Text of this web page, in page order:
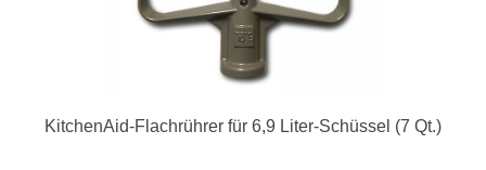
KitchenAid-Flachrührer für 6,9 Liter-Schüssel (7 Qt.)